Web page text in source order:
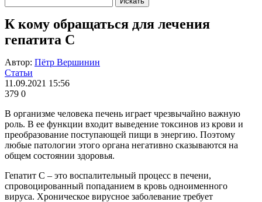
К кому обращаться для лечения
гепатита С
Автор: Пётр Вершинин
Статьи
11.09.2021 15:56
379 0
В организме человека печень играет чрезвычайно важную
роль. В ее функции входит выведение токсинов из крови и
преобразование поступающей пищи в энергию. Поэтому
любые патологии этого органа негативно сказываются на
общем состоянии здоровья.
Гепатит С – это воспалительный процесс в печени,
спровоцированный попаданием в кровь одноименного
вируса. Хроническое вирусное заболевание требует